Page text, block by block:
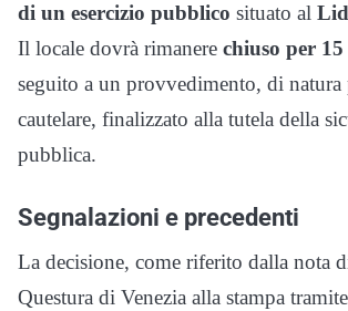
di un esercizio pubblico situato al
Il locale dovrà rimanere chiuso per
seguito a un provvedimento, di natura
cautelare, finalizzato alla tutela della
pubblica.
Segnalazioni e precedenti
La decisione, come riferito dalla nota
Questura di Venezia alla stampa